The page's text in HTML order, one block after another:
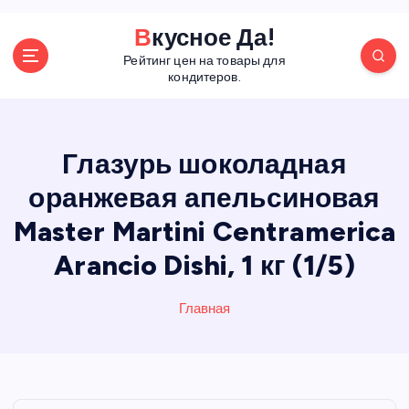
Вкусное Да!
Рейтинг цен на товары для
кондитеров.
Глазурь шоколадная
оранжевая апельсиновая
Master Martini Centramerica
Arancio Dishi, 1 кг (1/5)
Главная